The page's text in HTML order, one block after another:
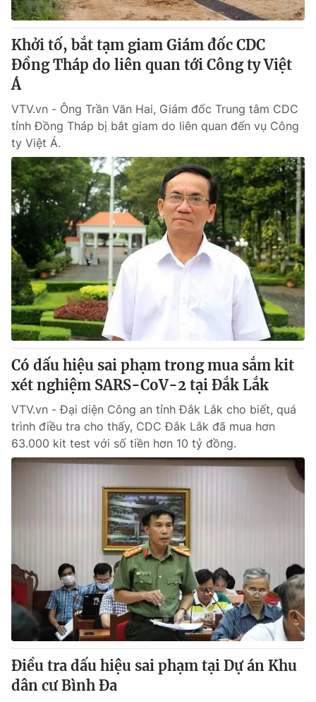
Khởi tố, bắt tạm giam Giám đốc CDC
Đồng Tháp do liên quan tới Công ty Việt
Á
VTV.vn - Ông Trần Văn Hai, Giám đốc Trung tâm CDC
tỉnh Đồng Tháp bị bắt giam do liên quan đến vụ Công
ty Việt Á.
Có dấu hiệu sai phạm trong mua sắm kit
xét nghiệm SARS-CoV-2 tại Đắk Lắk
VTV.vn - Đại diện Công an tỉnh Đắk Lắk cho biết, quá
trình điều tra cho thấy, CDC Đắk Lắk đã mua hơn
63.000 kit test với số tiền hơn 10 tỷ đồng.
Điều tra dấu hiệu sai phạm tại Dự án Khu
dân cư Bình Đa